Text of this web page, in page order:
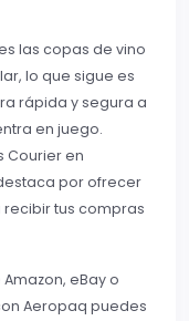
las copas de vino
lo que sigue es
rápida y segura a
en juego.
Courier en
por ofrecer
tus compras
eBay o
Aeropaq puedes